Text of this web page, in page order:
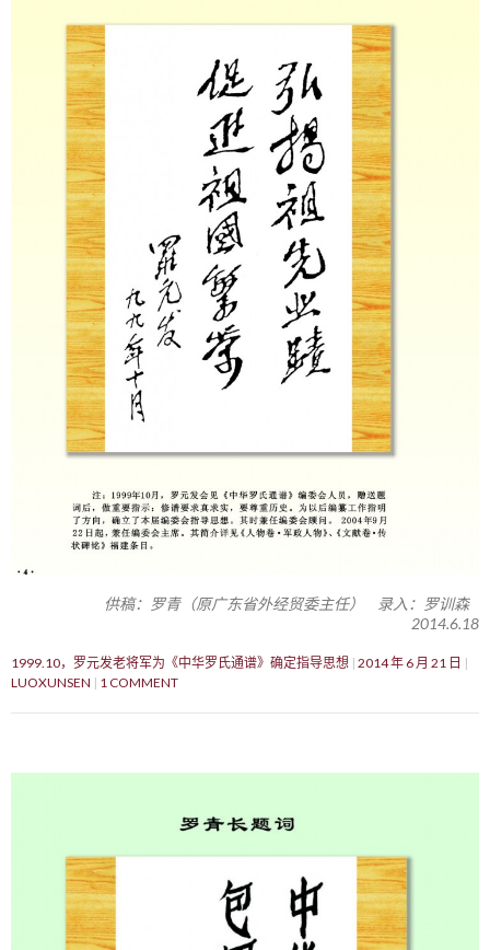
供稿：罗青（原广东省外经贸委主任） 录入：罗训森
2014.6.18
1999.10，罗元发老将军为《中华罗氏通谱》确定指导思想 2014 年 6 月 21 日
LUOXUNSEN
1 COMMENT